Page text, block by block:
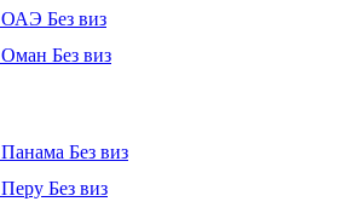
ОАЭ Без виз
Оман Без виз
Панама Без виз
Перу Без виз